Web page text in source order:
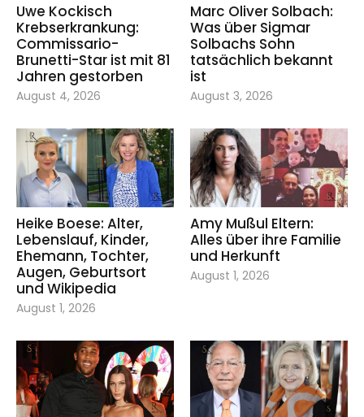
Uwe Kockisch
Krebserkrankung:
Commissario-
Brunetti-Star ist mit 81
Jahren gestorben
August 4, 2026
Marc Oliver Solbach:
Was über Sigmar
Solbachs Sohn
tatsächlich bekannt
ist
August 3, 2026
Heike Boese: Alter,
Lebenslauf, Kinder,
Ehemann, Tochter,
Augen, Geburtsort
und Wikipedia
August 1, 2026
Amy Mußul Eltern:
Alles über ihre Familie
und Herkunft
August 1, 2026